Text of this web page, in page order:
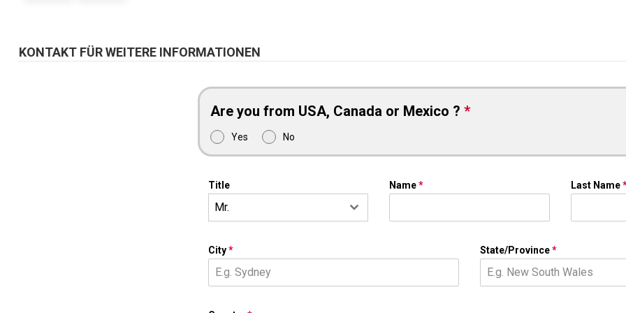
KONTAKT FÜR WEITERE INFORMATIONEN
Are you from USA, Canada or Mexico ? *
Yes No
Title
Mr.
Name* Last Name
City* State/Province*